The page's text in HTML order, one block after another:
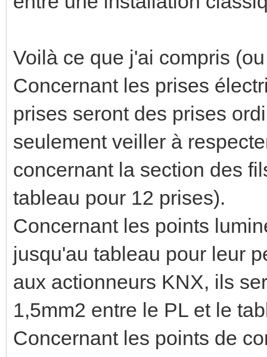
Voilà ce que j'ai compris
Concernant les prises
prises seront des prises
seulement veiller à
concernant la section des
tableau pour 12 prises).
Concernant les points
jusqu'au tableau pour leur
aux actionneurs KNX, ils
1,5mm2 entre le PL et le
Concernant les points de